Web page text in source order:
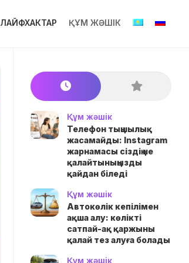
ЛАЙФХАКТАР ҚҰМ ЖӘШІК
Құм жәшік
Телефон тыңшылық
жасамайды: Instagram
жарнамасы сіздің не
қалайтыныңызды
қайдан біледі
Құм жәшік
Автокөлік кепілімен
ақша алу: көлікті
сатпай-ақ қаржыны
қалай тез алуға болады
Құм жәшік